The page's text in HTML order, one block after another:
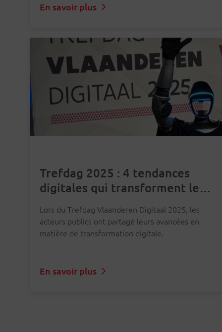
En savoir plus
Trefdag 2025 : 4 tendances
digitales qui transforment le
Lors du Trefdag Vlaanderen Digitaal 2025, les
acteurs publics ont partagé leurs avancées en
matière de transformation digitale.
En savoir plus